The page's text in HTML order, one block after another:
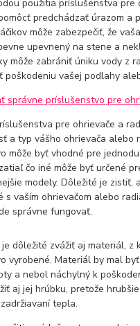
použitia príslušenstva pre
predchádzať úrazom a
môže zabezpečiť, že
upevnený na stene a
môže zabrániť úniku vody z
poškodeniu vašej podlahy
správne príslušenstvo pre
pre ohrievače a
a typ vášho ohrievača alebo
môže byť vhodné pre
čo iné môže byť určené
modely. Dôležité je zistiť,
s vaším ohrievačom alebo
správne fungovať.
dôležité zvážiť aj materiál, z
vyrobené. Materiál by mal
a nebol náchylný k
aj jej hrúbku, pretože
tepla.